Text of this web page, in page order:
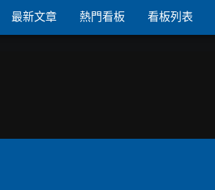
最新文章 熱門看板 看板列表